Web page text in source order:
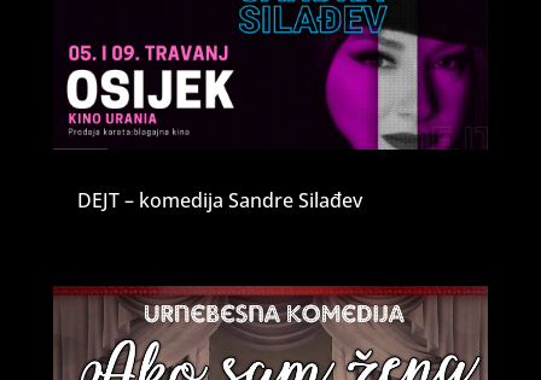
DEJT – komedija Sandre Silađev